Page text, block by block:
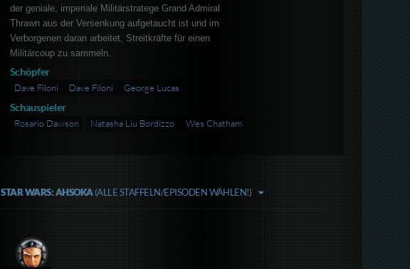
der geniale, imperiale Militärstratege Grand Admiral
Thrawn aus der Versenkung aufgetaucht ist und im
Verborgenen daran arbeitet, Streitkräfte für einen
Militärcoup zu sammeln.
Schöpfer
Dave Filoni Dave Filoni George Lucas
Schauspieler
Rosario Dawson Natasha Liu Bordizzo Wes Chatham
STAR WARS: AHSOKA(ALLE STAFFELN/EPISODEN WÄHLEN!)